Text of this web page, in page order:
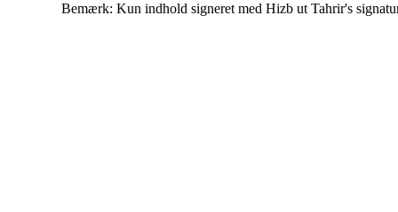
Bemærk: Kun indhold signeret med Hizb ut Tahrir's